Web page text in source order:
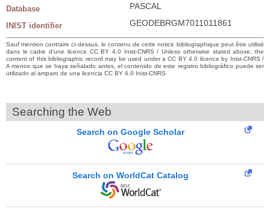
Database PASCAL
INIST identifier GEODEBRGM7011011861
Sauf mention contraire ci-dessus, le contenu de cette notice bibliographique peut être utilisé
dans le cadre d’une licence CC BY 4.0 Inist-CNRS / Unless otherwise stated above, the
content of this bibliographic record may be used under a CC BY 4.0 licence by Inist-CNRS /
A menos que se haya señalado antes, el contenido de este registro bibliográfico puede ser
utilizado al amparo de una licencia CC BY 4.0 Inist-CNRS
Searching the Web
Search on Google Scholar
Search on WorldCat Catalog